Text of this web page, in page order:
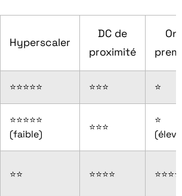
Hyperscaler
DC de
proximité
⭐⭐⭐⭐⭐ ⭐⭐⭐ ⭐
⭐⭐⭐⭐⭐
(faible)
⭐⭐⭐
⭐
⭐⭐ ⭐⭐⭐⭐ ⭐⭐⭐⭐